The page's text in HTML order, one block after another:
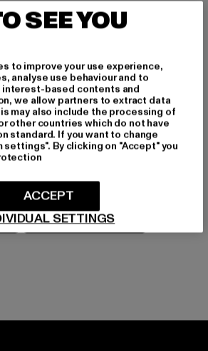
ANMELDEN
mit Deinen Daten umgeht, findest Du
Du kannst Dich jederzeit kostenfei
lesen.
SEE YOU
to improve your use experience,
analyse use behaviour and to
interest-based contents and
we allow partners to extract data
may also include the processing of
other countries which do not have
standard. If you want to change
settings". By clicking on "Accept" you
SETTINGS
ACCEPT